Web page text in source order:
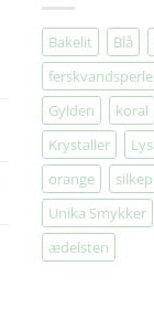
Bakelit Blå
ferskvandsperle
Gylden
koral
Krystaller
orange
Unika Smykker
ædelsten